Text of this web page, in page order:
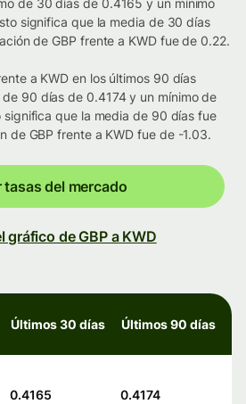
de 30 días de 0.4165 y un mínimo
significa que la media de 30 días
de GBP frente a KWD fue de 0.22.
a KWD en los últimos 90 días
90 días de 0.4174 y un mínimo de
que la media de 90 días fue
de GBP frente a KWD fue de -1.03.
tasas del mercado
gráfico de GBP a KWD
Últimos 30 días Últimos 90 días
0.4165 0.4174